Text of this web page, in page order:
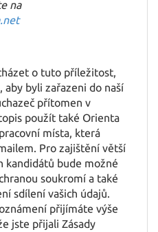
na
o tuto příležitost,
aby byli zařazeni do naší
přítomen v
použít také Orienta
místa, která
Pro zajištění větší
kandidátů bude možné
soukromí a také
sdílení vašich údajů.
přijímáte výše
jste přijali Zásady